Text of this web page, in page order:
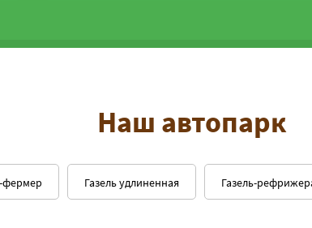
Наш автопарк
Газель удлиненная Газель-
фермер